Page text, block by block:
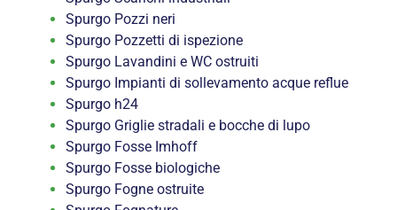
Spurgo Pozzi neri
Spurgo Pozzetti di ispezione
Spurgo Lavandini e WC ostruiti
Spurgo Impianti di sollevamento acque reflue
Spurgo h24
Spurgo Griglie stradali e bocche di lupo
Spurgo Fosse Imhoff
Spurgo Fosse biologiche
Spurgo Fogne ostruite